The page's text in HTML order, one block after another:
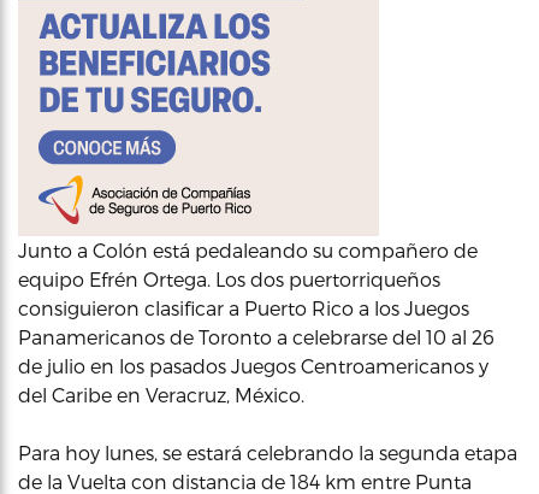
Junto a Colón está pedaleando su compañero de
equipo Efrén Ortega. Los dos puertorriqueños
consiguieron clasificar a Puerto Rico a los Juegos
Panamericanos de Toronto a celebrarse del 10 al 26
de julio en los pasados Juegos Centroamericanos y
del Caribe en Veracruz, México.
Para hoy lunes, se estará celebrando la segunda etapa
de la Vuelta con distancia de 184 km entre Punta